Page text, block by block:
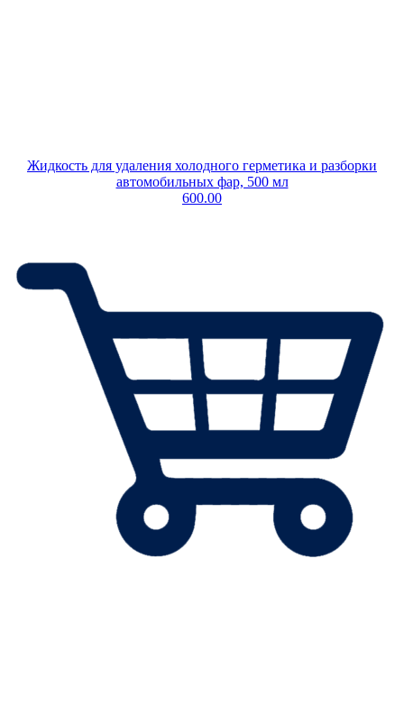
Жидкость для удаления холодного герметика и разборки
автомобильных фар, 500 мл
600.00